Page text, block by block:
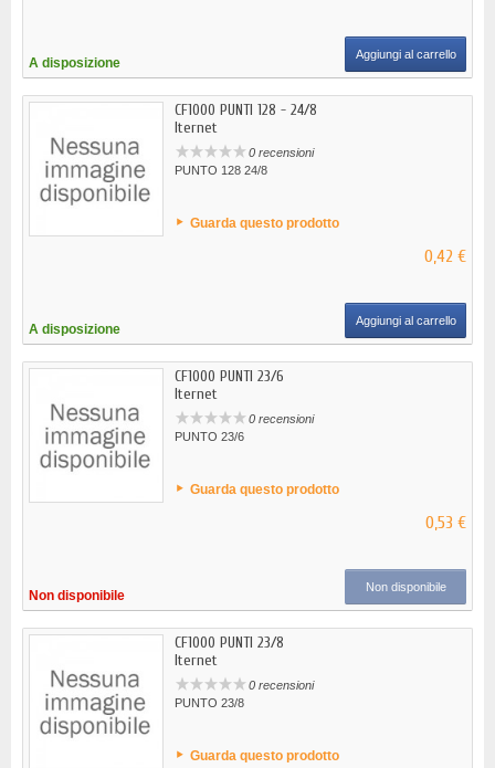
A disposizione
Aggiungi al carrello
CF1000 PUNTI 128 - 24/8
Iternet
0 recensioni
PUNTO 128 24/8
Guarda questo prodotto
0,42 €
A disposizione
Aggiungi al carrello
CF1000 PUNTI 23/6
Iternet
0 recensioni
PUNTO 23/6
Guarda questo prodotto
0,53 €
Non disponibile
Non disponibile
CF1000 PUNTI 23/8
Iternet
0 recensioni
PUNTO 23/8
Guarda questo prodotto